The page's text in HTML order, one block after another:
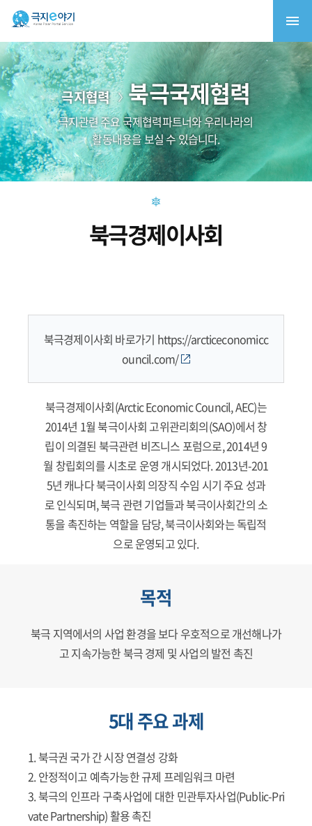
극지협력 북극국제협력
극지관련 주요 국제협력파트너와 우리나라의
활동내용을 보실 수 있습니다.
북극경제이사회
북극경제이사회 바로가기 https://arcticeconomicc
ouncil.com/
북극경제이사회(Arctic Economic Council, AEC)는
2014년 1월 북극이사회 고위관리회의(SAO)에서 창
립이 의결된 북극관련 비즈니스 포럼으로, 2014년 9
월 창립회의를 시초로 운영 개시되었다. 2013년-201
5년 캐나다 북극이사회 의장직 수임 시기 주요 성과
로 인식되며, 북극 관련 기업들과 북극이사회간의 소
통을 촉진하는 역할을 담당, 북극이사회와는 독립적
으로 운영되고 있다.
목적
북극 지역에서의 사업 환경을 보다 우호적으로 개선해나가
고 지속가능한 북극 경제 및 사업의 발전 촉진
5대 주요 과제
북극권 국가 간 시장 연결성 강화
안정적이고 예측가능한 규제 프레임워크 마련
북극의 인프라 구축사업에 대한 민관투자사업(Public-Pri
vate Partnership) 활용 촉진